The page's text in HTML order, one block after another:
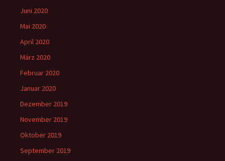
Juni 2020
Mai 2020
April 2020
März 2020
Februar 2020
Januar 2020
Dezember 2019
November 2019
Oktober 2019
September 2019